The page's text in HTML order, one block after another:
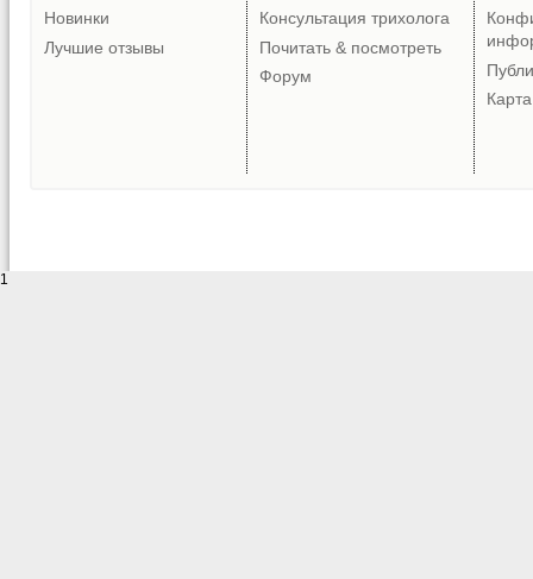
Новинки
Лучшие отзывы
Консультация трихолога
Почитать & посмотреть
Форум
1